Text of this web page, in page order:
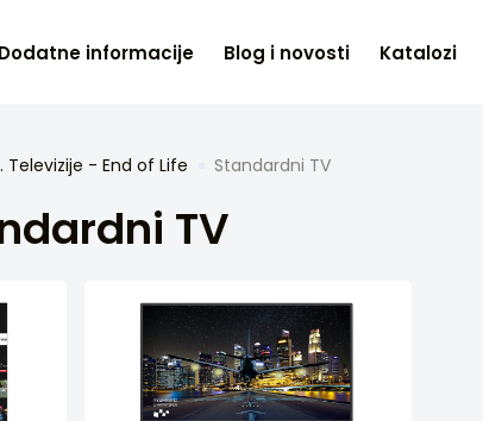
Dodatne informacije Blog i novosti Katalozi
Televizije - End of Life Standardni TV
TV